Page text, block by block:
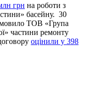
грн на роботи з
басейну. 30
ТОВ «Група
частини ремонту
оцінили у 398